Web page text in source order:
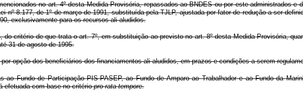
no art. 4º desta Medida Provisória, repassados ao BNDES ou por este administrados e
nº 8.177, de 1º de março de 1991, substituída pela TJLP, ajustada por fator de redução a ser
exclusivamente para os recursos ali aludidos.
critério de que trata o art. 7º, em substituição ao previsto no art. 8º desta Medida Provisória,
31 de agosto de 1995.
opção dos beneficiários dos financiamentos ali aludidos, em prazos e condições a serem
ao Fundo de Participação PIS-PASEP, ao Fundo de Amparo ao Trabalhador e ao Fundo da
efetuada com base no critériopro rata tempore.